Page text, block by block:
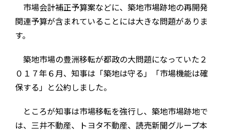
市場会計補正予算案などに、築地市場跡地の再開発
関連予算が含まれていることには大きな問題がありま
す。
築地市場の豊洲移転が都政の大問題になっていた２
０１７年６月、知事は「築地は守る」「市場機能は確
保する」と公約しました。
ところが知事は市場移転を強行し、築地市場跡地で
は、三井不動産、トヨタ不動産、読売新聞グループ本